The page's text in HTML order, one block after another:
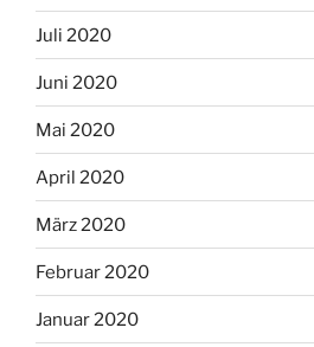
Juli 2020
Juni 2020
Mai 2020
April 2020
März 2020
Februar 2020
Januar 2020